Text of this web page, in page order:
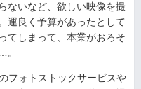
ないなど、欲しい映像を撮
運良く予算があったとして
てしまって、本業がおろそ
。
フォトストックサービスや